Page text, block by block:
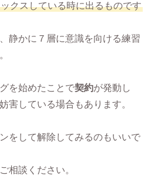
クスしている時に出るものです
静かに７層に意識を向ける練習
を始めたことで契約が発動し
害している場合もあります。
をして解除してみるのもいいで
相談ください。